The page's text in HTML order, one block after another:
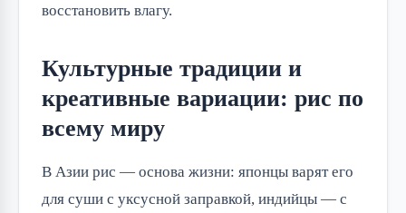
восстановить влагу.
Культурные традиции и
креативные вариации: рис по
всему миру
В Азии рис — основа жизни: японцы варят его
для суши с уксусной заправкой, индийцы — с